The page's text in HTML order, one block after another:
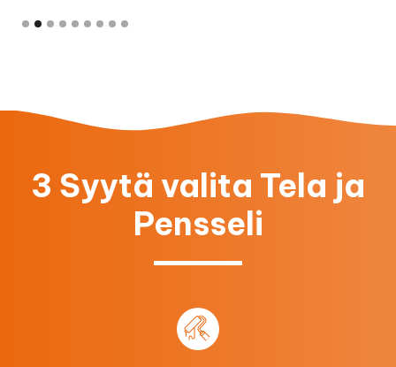
Slide 2 of 9.
3 Syytä valita Tela ja
Pensseli